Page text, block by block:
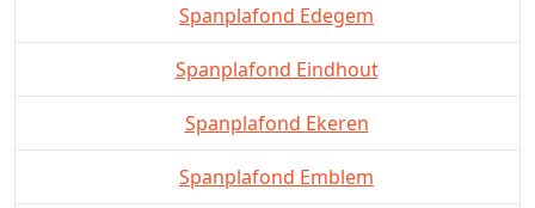
Spanplafond Edegem
Spanplafond Eindhout
Spanplafond Ekeren
Spanplafond Emblem